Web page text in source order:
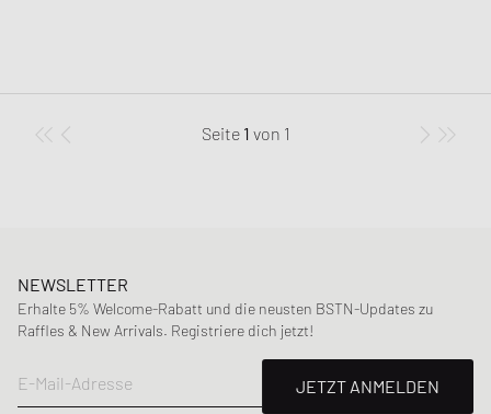
Seite 1 von 1
NEWSLETTER
Erhalte 5% Welcome-Rabatt und die neusten BSTN-Updates zu
Raffles & New Arrivals. Registriere dich jetzt!
E-Mail-Adresse
JETZT ANMELDEN